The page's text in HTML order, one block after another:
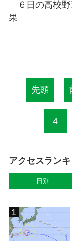
６日の高校
果
先頭
4
アクセスラン
日別